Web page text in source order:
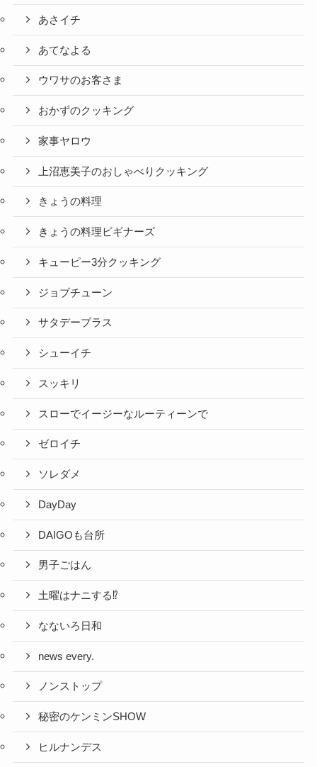
あさイチ
あてなよる
ウワサのお客さま
おかずのクッキング
家事ヤロウ
上沼恵美子のおしゃべりクッキング
きょうの料理
きょうの料理ビギナーズ
キューピー3分クッキング
ジョブチューン
サタデープラス
シューイチ
スッキリ
スローでイージーなルーティーンで
ゼロイチ
ソレダメ
DayDay
DAIGOも台所
男子ごはん
土曜はナニする⁉
なないろ日和
news every.
ノンストップ
秘密のケンミンSHOW
ヒルナンデス